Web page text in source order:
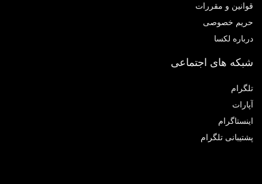
قوانین و مقررات
حریم خصوصی
درباره لکسا
شبکه های اجتماعی
تلگرام
آپارات
اینستاگرام
پشتیبانی تلگرام